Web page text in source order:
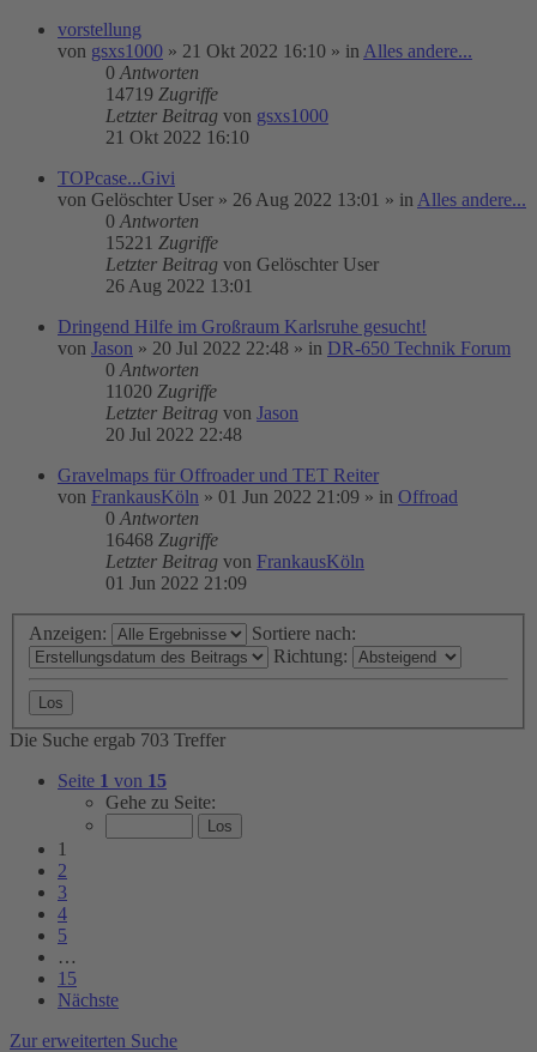
vorstellung
von gsxs1000 » 21 Okt 2022 16:10 » in Alles andere...
0 Antworten
14719 Zugriffe
Letzter Beitrag von gsxs1000
21 Okt 2022 16:10
TOPcase...Givi
von Gelöschter User » 26 Aug 2022 13:01 » in Alles andere...
0 Antworten
15221 Zugriffe
Letzter Beitrag von Gelöschter User
26 Aug 2022 13:01
Dringend Hilfe im Großraum Karlsruhe gesucht!
von Jason » 20 Jul 2022 22:48 » in DR-650 Technik Forum
0 Antworten
11020 Zugriffe
Letzter Beitrag von Jason
20 Jul 2022 22:48
Gravelmaps für Offroader und TET Reiter
von FrankausKöln » 01 Jun 2022 21:09 » in Offroad
0 Antworten
16468 Zugriffe
Letzter Beitrag von FrankausKöln
01 Jun 2022 21:09
Anzeigen:
Sortiere nach:
Richtung:
Die Suche ergab 703 Treffer
Seite 1 von 15
Gehe zu Seite:
1
2
3
4
5
…
15
Nächste
Zur erweiterten Suche